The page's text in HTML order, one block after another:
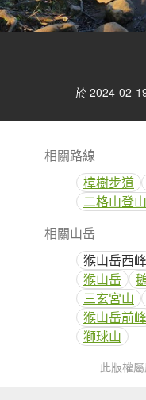
於 2024-02-
相關路線
樟樹步道
二格山登
相關山岳
猴山岳西峰
猴山岳
三玄宮山
猴山岳前峰
獅球山
此版權